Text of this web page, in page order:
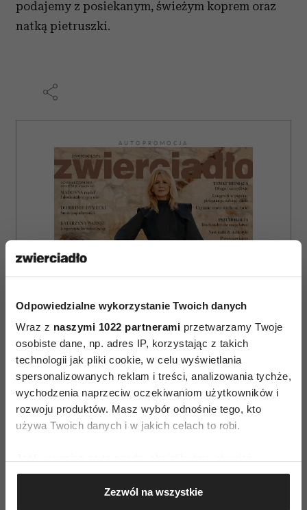
Odpowiedzialne wykorzystanie Twoich danych
Wraz z naszymi 1022 partnerami przetwarzamy Twoje
osobiste dane, np. adres IP, korzystając z takich
technologii jak pliki cookie, w celu wyświetlania
spersonalizowanych reklam i treści, analizowania tychże,
wychodzenia naprzeciw oczekiwaniom użytkowników i
rozwoju produktów. Masz wybór odnośnie tego, kto
używa Twoich danych i w jakich celach to robi.
Gromadzić dane dotyczące Twojej lokalizacji
geograficznej z dokładnością nawet do kilku metrów
Zezwól na wszystkie
podajemy z posiekanym, świeżym koprem oraz
natką pietruszki.
AUTOPROMOCJA
ZAMÓW
E-WYDANIE